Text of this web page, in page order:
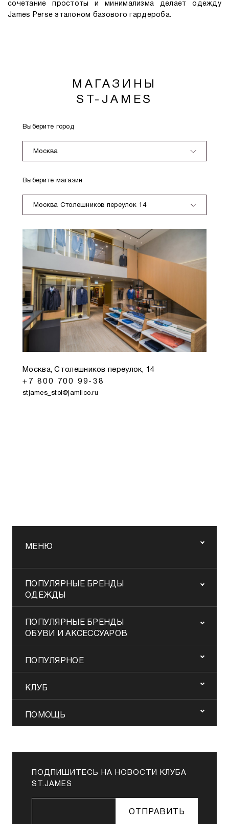
сочетание простоты и минимализма делает одежду
James Perse эталоном базового гардероба.
МАГАЗИНЫ
ST-JAMES
Выберите город
Москва
Выберите магазин
Москва Столешников переулок 14
Москва, Столешников переулок, 14
+7 800 700 99-38
stjames_stol@jamilco.ru
МЕНЮ
ПОПУЛЯРНЫЕ БРЕНДЫ
ОДЕЖДЫ
ПОПУЛЯРНЫЕ БРЕНДЫ
ОБУВИ И АКСЕССУАРОВ
ПОПУЛЯРНОЕ
КЛУБ
ПОМОЩЬ
ПОДПИШИТЕСЬ НА НОВОСТИ КЛУБА
ST.JAMES
ОТПРАВИТЬ